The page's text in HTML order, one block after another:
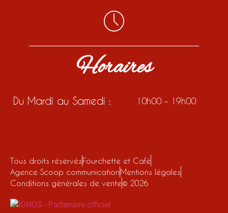
Horaires
Du Mardi au Samedi : 10h00 – 19h00
Tous droits réservésFourchette et Café
Agence Scoop communicationMentions légales
Conditions générales de vente© 2026